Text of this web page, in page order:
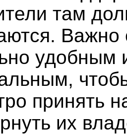
там
Важно
удобным
принять
их